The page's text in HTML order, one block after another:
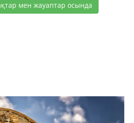
мен жауаптар осында